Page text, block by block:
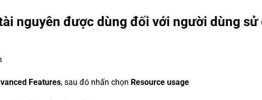
nguyên được dùng đối với người dùng sử
Features, sau đó nhấn chọn Resource usage